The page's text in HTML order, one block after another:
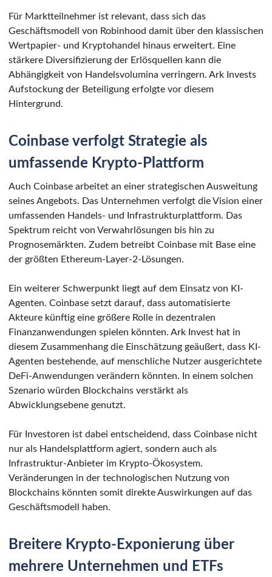
Für Marktteilnehmer ist relevant, dass sich das
Geschäftsmodell von Robinhood damit über den klassischen
Wertpapier- und Kryptohandel hinaus erweitert. Eine
stärkere Diversifizierung der Erlösquellen kann die
Abhängigkeit von Handelsvolumina verringern. Ark Invests
Aufstockung der Beteiligung erfolgte vor diesem
Hintergrund.
Coinbase verfolgt Strategie als
umfassende Krypto-Plattform
Auch Coinbase arbeitet an einer strategischen Ausweitung
seines Angebots. Das Unternehmen verfolgt die Vision einer
umfassenden Handels- und Infrastrukturplattform. Das
Spektrum reicht von Verwahrlösungen bis hin zu
Prognosemärkten. Zudem betreibt Coinbase mit Base eine
der größten Ethereum-Layer-2-Lösungen.
Ein weiterer Schwerpunkt liegt auf dem Einsatz von KI-
Agenten. Coinbase setzt darauf, dass automatisierte
Akteure künftig eine größere Rolle in dezentralen
Finanzanwendungen spielen könnten. Ark Invest hat in
diesem Zusammenhang die Einschätzung geäußert, dass KI-
Agenten bestehende, auf menschliche Nutzer ausgerichtete
DeFi-Anwendungen verändern könnten. In einem solchen
Szenario würden Blockchains verstärkt als
Abwicklungsebene genutzt.
Für Investoren ist dabei entscheidend, dass Coinbase nicht
nur als Handelsplattform agiert, sondern auch als
Infrastruktur-Anbieter im Krypto-Ökosystem.
Veränderungen in der technologischen Nutzung von
Blockchains könnten somit direkte Auswirkungen auf das
Geschäftsmodell haben.
Breitere Krypto-Exponierung über
mehrere Unternehmen und ETFs